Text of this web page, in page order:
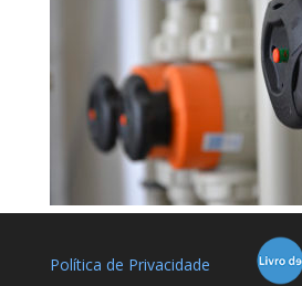
Política de Privacidade